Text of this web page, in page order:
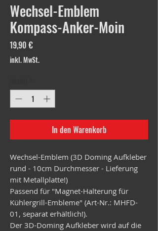
Wechsel-Emblem
Kompass-Anker-Moin
19,90 €Preis
inkl. MwSt.
In den Warenkorb
Wechsel-Emblem (3D Doming Aufkleber
rund - 10cm Durchmesser - Lieferung
mit Metallplatte!)
Passend für "Magnet-Halterung für
Kühlergrill-Embleme" (Art-Nr.: MHFD-
01, separat erhältlich!).
Der 3D-Doming Aufkleber wird auf die